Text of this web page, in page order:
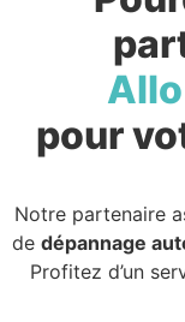
pour
Notre partenaire
de dépannage
Profitez d’un